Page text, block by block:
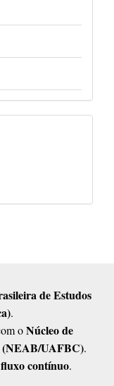
de Estudos
.
oNúcleo de
(NEAB/UAFBC).
contínuo.